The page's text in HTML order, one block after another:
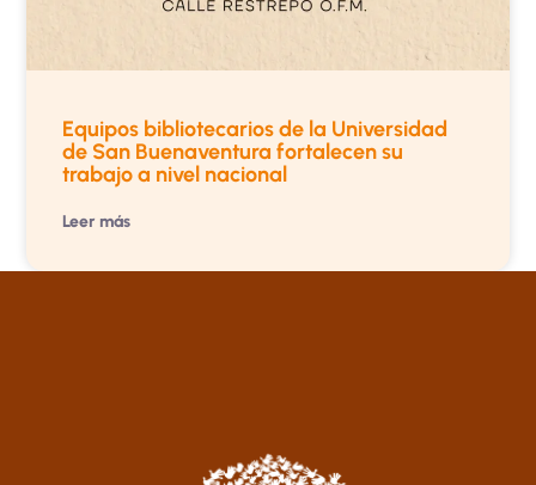
Equipos bibliotecarios de la Universidad
de San Buenaventura fortalecen su
trabajo a nivel nacional
Leer más